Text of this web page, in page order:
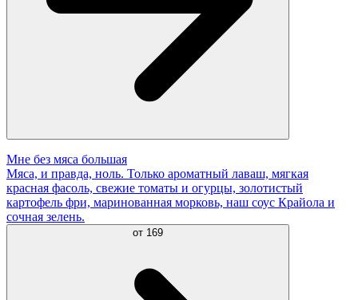
Мне без мяса большая
Мяса, и правда, ноль. Только ароматный лаваш, мягкая
красная фасоль, свежие томаты и огурцы, золотистый
картофель фри, маринованная морковь, наш соус Крайола и
сочная зелень.
от 169